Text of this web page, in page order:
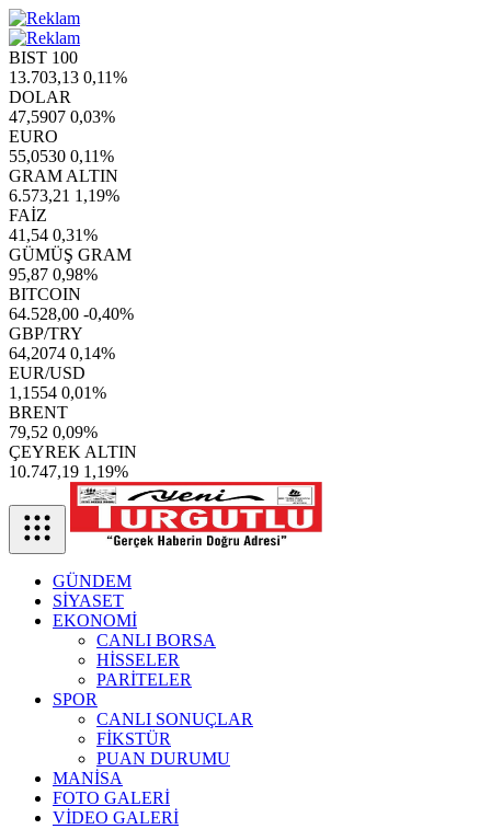
BIST 100
13.703,13 0,11%
DOLAR
47,5907 0,03%
EURO
55,0530 0,11%
GRAM ALTIN
6.573,21 1,19%
FAİZ
41,54 0,31%
GÜMÜŞ GRAM
95,87 0,98%
BITCOIN
64.528,00 -0,40%
GBP/TRY
64,2074 0,14%
EUR/USD
1,1554 0,01%
BRENT
79,52 0,09%
ÇEYREK ALTIN
10.747,19 1,19%
GÜNDEM
SİYASET
EKONOMİ
CANLI BORSA
HİSSELER
PARİTELER
SPOR
CANLI SONUÇLAR
FİKSTÜR
PUAN DURUMU
MANİSA
FOTO GALERİ
VİDEO GALERİ